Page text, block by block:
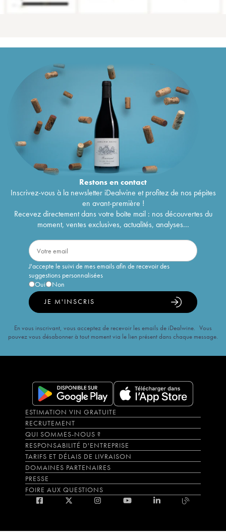
Restons encontact
Inscrivez-vous à la newsletter iDealwine et profitez de nos pépites
en avant-première !
Recevez directement dans votre boîte mail : nos découvertes du
moment, ventes exclusives, actualités, analyses...
J'accepte le suivi de mes emails afin de recevoir des
suggestions personnalisées
Oui
Non
JE M'INSCRIS
En vous inscrivant, vous acceptez de recevoir les emails de iDealwine. Vous
pouvez vous désabonner à tout moment via le lien présent dans chaque message.
ESTIMATION VIN GRATUITE
RECRUTEMENT
QUI SOMMES-NOUS ?
RESPONSABILITÉ D'ENTREPRISE
TARIFS ET DÉLAIS DE LIVRAISON
DOMAINES PARTENAIRES
PRESSE
FOIRE AUX QUESTIONS